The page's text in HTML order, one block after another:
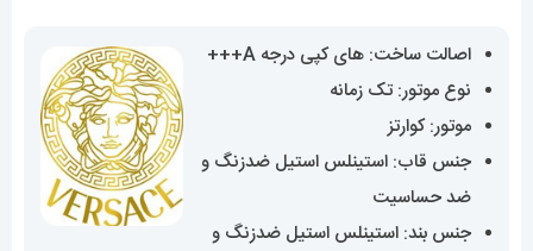
اصالت ساخت: های کپی درجه A+++
نوع موتور: تک زمانه
موتور: کوارتز
جنس قاب: استینلس استیل ضدزنگ و
ضد حساسیت
جنس بند: استینلس استیل ضدزنگ و